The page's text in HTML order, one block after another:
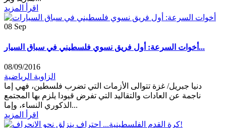
اقرأ المزيد
08 Sep
أخوات السرعة: أول فريق نسوي فلسطيني في سباق السيار...
08/09/2016
الزاوية الرياضية
دنيا جبريل/ غزة تتوالى الأزمات التي تضرب فلسطين، فهي إما
ناجمة عن العادات والتقاليد التي تفرض قيودا يلزم بها المجتمع
الذكوري النساء، وإما...
اقرأ المزيد